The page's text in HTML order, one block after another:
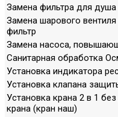
Замена фильтра для душа
Замена шарового
фильтр
Замена насоса,
Санитарная обработка
Установка индикатора
Установка клапана
Установка крана 2 в 1
крана (кран наш)